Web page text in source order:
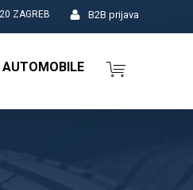
B2B prijava
ZAGREB
AUTOMOBILE